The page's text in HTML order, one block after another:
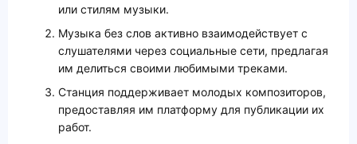
или стилям музыки.
Музыка без слов активно взаимодействует с
слушателями через социальные сети, предлагая
им делиться своими любимыми треками.
Станция поддерживает молодых композиторов,
предоставляя им платформу для публикации их
работ.